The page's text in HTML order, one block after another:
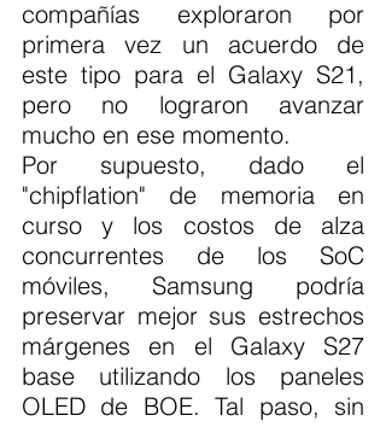
compañías exploraron por
primera vez un acuerdo de
este tipo para el Galaxy S21,
pero no lograron avanzar
mucho en ese momento.
Por supuesto, dado el
"chipflation" de memoria en
curso y los costos de alza
concurrentes de los SoC
móviles, Samsung podría
preservar mejor sus estrechos
márgenes en el Galaxy S27
base utilizando los paneles
OLED de BOE. Tal paso, sin